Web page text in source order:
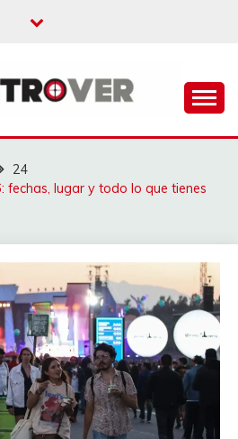
24
fechas, lugar y todo lo que tienes